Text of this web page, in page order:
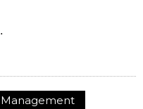
.
Management